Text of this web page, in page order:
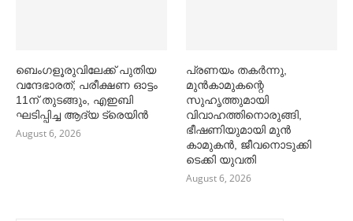
ബെംഗളൂരുവിലേക്ക് പുതിയ
വന്ദേഭാരത്; പരീക്ഷണ ഓട്ടം
11ന് തുടങ്ങും, എഇബി
ഘടിപ്പിച്ച ആദ്യ ട്രെയിന്‍
August 6, 2026
പ്രണയം തകര്‍ന്നു,
മുൻകാമുകന്റെ
സുഹൃത്തുമായി
വിവാഹത്തിനൊരുങ്ങി,
ഭീഷണിയുമായി മുൻ
കാമുകൻ, ജീവനൊടുക്കി
ടെക്കി യുവതി
August 6, 2026